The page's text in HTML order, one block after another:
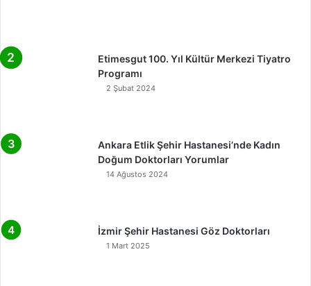
Etimesgut 100. Yıl Kültür Merkezi Tiyatro
Programı
2 Şubat 2024
Ankara Etlik Şehir Hastanesi’nde Kadın
Doğum Doktorları Yorumlar
14 Ağustos 2024
İzmir Şehir Hastanesi Göz Doktorları
1 Mart 2025